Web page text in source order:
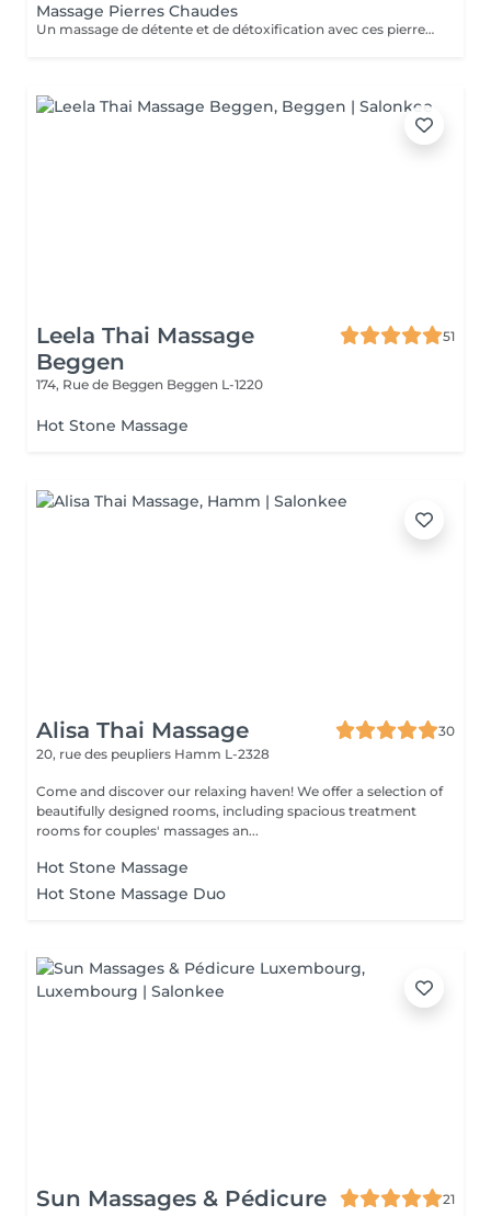
Massage Pierres Chaudes
Un massage de détente et de détoxification avec ces pierres chaudes de basalte qui vont détendre vos muscles et vous donneront une sensation de bien-être. Eviter de le faire en été car sensation de chaleur assez intense.
Leela Thai Massage
Beggen
51
174, Rue de Beggen Beggen L-1220
Hot Stone Massage
Alisa Thai Massage
30
20, rue des peupliers Hamm L-2328
Come and discover our relaxing haven! We offer a selection of
beautifully designed rooms, including spacious treatment
rooms for couples' massages an...
Hot Stone Massage
Hot Stone Massage Duo
Sun Massages & Pédicure
21